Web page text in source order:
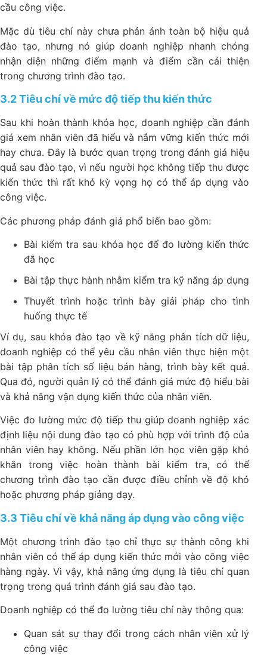
cầu công việc.
Mặc dù tiêu chí này chưa phản ánh toàn bộ hiệu quả
đào tạo, nhưng nó giúp doanh nghiệp nhanh chóng
nhận diện những điểm mạnh và điểm cần cải thiện
trong chương trình đào tạo.
3.2 Tiêu chí về mức độ tiếp thu kiến thức
Sau khi hoàn thành khóa học, doanh nghiệp cần đánh
giá xem nhân viên đã hiểu và nắm vững kiến thức mới
hay chưa. Đây là bước quan trọng trong đánh giá hiệu
quả sau đào tạo, vì nếu người học không tiếp thu được
kiến thức thì rất khó kỳ vọng họ có thể áp dụng vào
công việc.
Các phương pháp đánh giá phổ biến bao gồm:
Bài kiểm tra sau khóa học để đo lường kiến thức
đã học
Bài tập thực hành nhằm kiểm tra kỹ năng áp dụng
Thuyết trình hoặc trình bày giải pháp cho tình
huống thực tế
Ví dụ, sau khóa đào tạo về kỹ năng phân tích dữ liệu,
doanh nghiệp có thể yêu cầu nhân viên thực hiện một
bài tập phân tích số liệu bán hàng, trình bày kết quả.
Qua đó, người quản lý có thể đánh giá mức độ hiểu bài
và khả năng vận dụng kiến thức của nhân viên.
Việc đo lường mức độ tiếp thu giúp doanh nghiệp xác
định liệu nội dung đào tạo có phù hợp với trình độ của
nhân viên hay không. Nếu phần lớn học viên gặp khó
khăn trong việc hoàn thành bài kiểm tra, có thể
chương trình đào tạo cần được điều chỉnh về độ khó
hoặc phương pháp giảng dạy.
3.3 Tiêu chí về khả năng áp dụng vào công việc
Một chương trình đào tạo chỉ thực sự thành công khi
nhân viên có thể áp dụng kiến thức mới vào công việc
hàng ngày. Vì vậy, khả năng ứng dụng là tiêu chí quan
trọng trong quá trình đánh giá sau đào tạo.
Doanh nghiệp có thể đo lường tiêu chí này thông qua:
Quan sát sự thay đổi trong cách nhân viên xử lý
công việc